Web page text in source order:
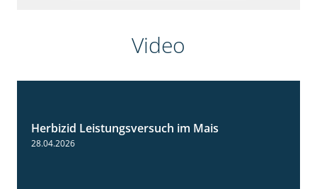
Video
Herbizid Leistungsversuch im Mais